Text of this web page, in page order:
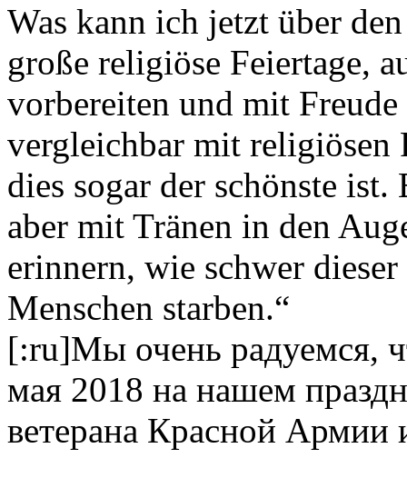
Was kann ich jetzt über
große religiöse Feiertage,
vorbereiten und mit
vergleichbar mit religiösen
dies sogar der schönste
aber mit Tränen in den
erinnern, wie schwer
Menschen starben.“
[:ru]Мы очень радуемся,
мая 2018 на нашем
ветерана Красной Армии